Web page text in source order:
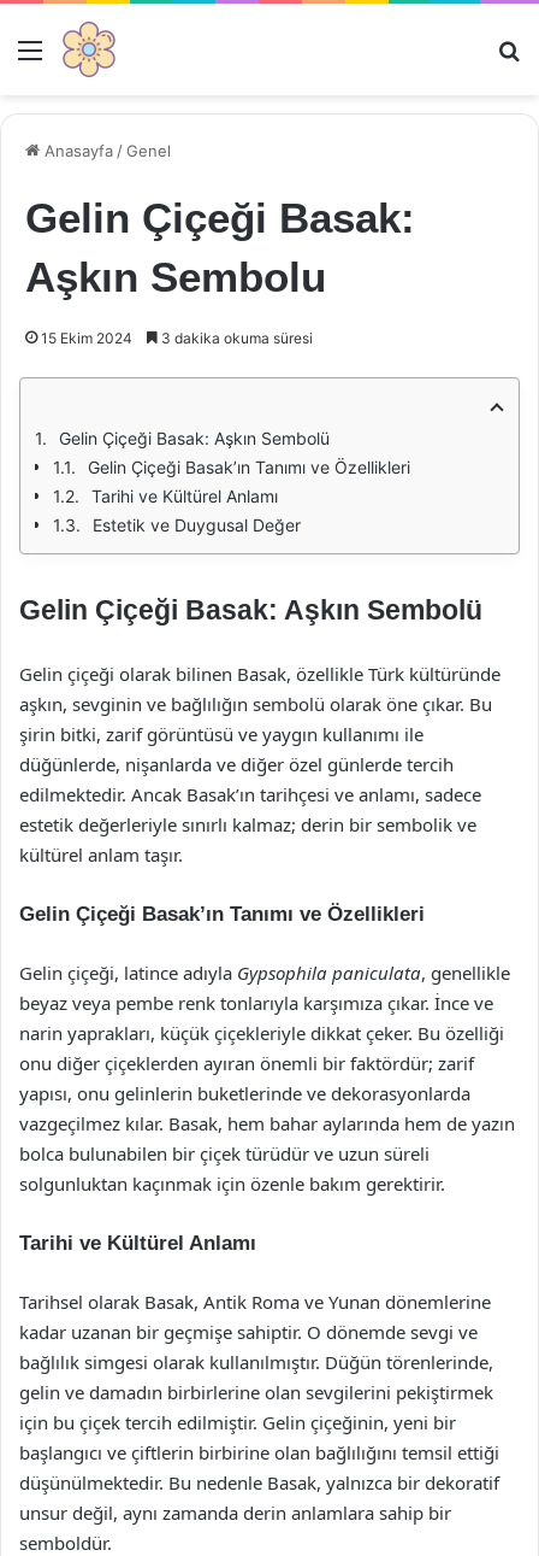
Menü
Anasayfa /Genel
Gelin Çiçeği Basak:
Aşkın Sembolu
15 Ekim 2024 3 dakika okuma süresi
Gelin Çiçeği Basak: Aşkın Sembolü
Gelin Çiçeği Basak’ın Tanımı ve Özellikleri
Tarihi ve Kültürel Anlamı
Estetik ve Duygusal Değer
Gelin Çiçeği Basak: Aşkın Sembolü
Gelin çiçeği olarak bilinen Basak, özellikle Türk kültüründe
aşkın, sevginin ve bağlılığın sembolü olarak öne çıkar. Bu
şirin bitki, zarif görüntüsü ve yaygın kullanımı ile
düğünlerde, nişanlarda ve diğer özel günlerde tercih
edilmektedir. Ancak Basak’ın tarihçesi ve anlamı, sadece
estetik değerleriyle sınırlı kalmaz; derin bir sembolik ve
kültürel anlam taşır.
Gelin Çiçeği Basak’ın Tanımı ve Özellikleri
Gelin çiçeği, latince adıyla Gypsophila paniculata, genellikle
beyaz veya pembe renk tonlarıyla karşımıza çıkar. İnce ve
narin yaprakları, küçük çiçekleriyle dikkat çeker. Bu özelliği
onu diğer çiçeklerden ayıran önemli bir faktördür; zarif
yapısı, onu gelinlerin buketlerinde ve dekorasyonlarda
vazgeçilmez kılar. Basak, hem bahar aylarında hem de yazın
bolca bulunabilen bir çiçek türüdür ve uzun süreli
solgunluktan kaçınmak için özenle bakım gerektirir.
Tarihi ve Kültürel Anlamı
Tarihsel olarak Basak, Antik Roma ve Yunan dönemlerine
kadar uzanan bir geçmişe sahiptir. O dönemde sevgi ve
bağlılık simgesi olarak kullanılmıştır. Düğün törenlerinde,
gelin ve damadın birbirlerine olan sevgilerini pekiştirmek
için bu çiçek tercih edilmiştir. Gelin çiçeğinin, yeni bir
başlangıcı ve çiftlerin birbirine olan bağlılığını temsil ettiği
düşünülmektedir. Bu nedenle Basak, yalnızca bir dekoratif
unsur değil, aynı zamanda derin anlamlara sahip bir
semboldür.